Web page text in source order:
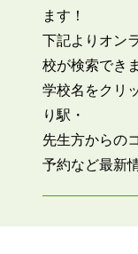
ます！
下記よりオン
校が検索でき
学校名をクリ
り駅・
先生方からの
予約など最新